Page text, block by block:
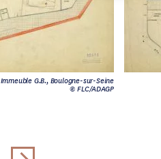
Immeuble G.B., Boulogne-sur-Seine
© FLC/ADAGP